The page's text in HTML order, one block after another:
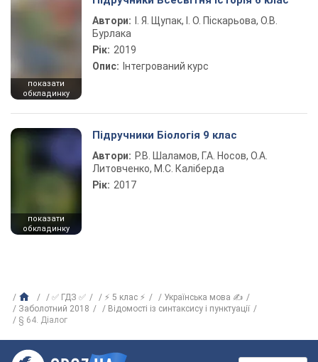
показати
обкладинку
Автори:
І. Я. Щупак, І. О. Піскарьова, О.В.
Бурлака
Рік: 2019
Опис: Інтегрований курс
показати
обкладинку
Підручники Біологія 9 клас
Автори: Р.В. Шаламов, Г.А. Носов, О.А.
Литовченко, М.С. Каліберда
Рік: 2017
✅ ГДЗ ✅ ⚡ 5 клас ⚡
Українська мова ✍
Заболотний 2018
Відомості із синтаксису і пунктуації
§ 64. Діалог